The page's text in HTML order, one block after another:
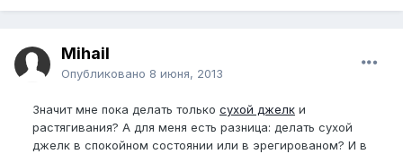
Mihail
Опубликовано 8 июня, 2013
Значит мне пока делать только сухой джелк и
растягивания? А для меня есть разница: делать сухой
джелк в спокойном состоянии или в эрегированом? И в